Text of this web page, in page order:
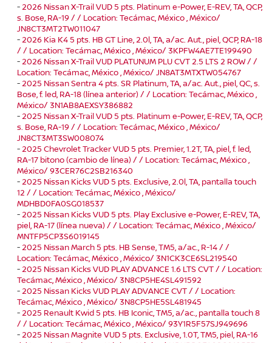
-2026 Nissan X-Trail VUD 5 pts. Platinum e-Power, E-REV, TA, QCP,
s. Bose, RA-19 / / Location: Tecámac, México , México/
JN8CT3MT2TW011047
-2026 Kia K4 5 pts. HB GT Line, 2.0l, TA, a/ac. Aut., piel, QCP, RA-18
/ / Location: Tecámac, México , México/ 3KPFW4AE7TE199490
-2026 Nissan X-Trail VUD PLATUNUM PLU CVT 2.5 LTS 2 ROW / /
Location: Tecámac, México , México/ JN8AT3MTXTW054767
-2025 Nissan Sentra 4 pts. SR Platinum, TA, a/ac. Aut., piel, QC, s.
Bose, f. led, RA-18 (línea anterior) / / Location: Tecámac, México ,
México/ 3N1AB8AEXSY386882
-2025 Nissan X-Trail VUD 5 pts. Platinum e-Power, E-REV, TA, QCP,
s. Bose, RA-19 / / Location: Tecámac, México , México/
JN8CT3MT3SW008074
-2025 Chevrolet Tracker VUD 5 pts. Premier, 1.2T, TA, piel, f. led,
RA-17 bitono (cambio de línea) / / Location: Tecámac, México ,
México/ 93CER76C2SB216340
-2025 Nissan Kicks VUD 5 pts. Exclusive, 2.0l, TA, pantalla touch
12 / / Location: Tecámac, México , México/
MDHBD0FA0SG018537
-2025 Nissan Kicks VUD 5 pts. Play Exclusive e-Power, E-REV, TA,
piel, RA-17 (línea nueva) / / Location: Tecámac, México , México/
MNTFP5CP3S6019145
-2025 Nissan March 5 pts. HB Sense, TM5, a/ac., R-14 / /
Location: Tecámac, México , México/ 3N1CK3CE6SL219540
-2025 Nissan Kicks VUD PLAY ADVANCE 1.6 LTS CVT / / Location:
Tecámac, México , México/ 3N8CP5HE4SL491592
-2025 Nissan Kicks VUD PLAY ADVANCE CVT / / Location:
Tecámac, México , México/ 3N8CP5HE5SL481945
-2025 Renault Kwid 5 pts. HB Iconic, TM5, a/ac., pantalla touch 8
/ / Location: Tecámac, México , México/ 93Y1R5F57SJ949696
-2025 Nissan Magnite VUD 5 pts. Exclusive, 1.0T, TM5, piel, RA-16